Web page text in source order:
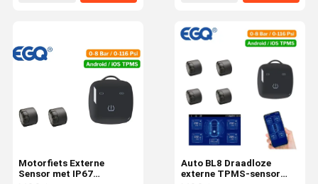
Ongeveer
Fabrieksreis
Auto BL8 Draadloze
externe TPMS-sensor
Motorfiets Externe
Sensor met IP67